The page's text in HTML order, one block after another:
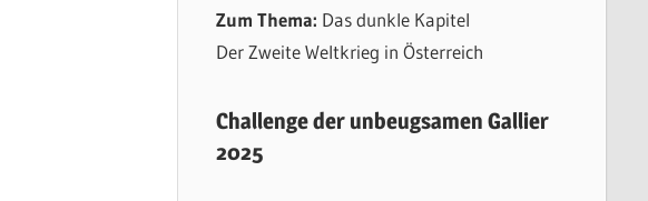
Zum Thema: Das dunkle Kapitel
Der Zweite Weltkrieg in Österreich
Challenge der unbeugsamen Gallier
2025